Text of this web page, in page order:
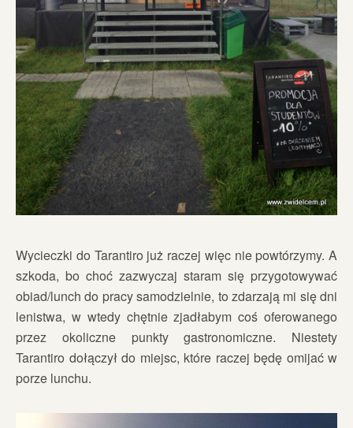
Wycieczki do Tarantiro już raczej więc nie powtórzymy. A
szkoda, bo choć zazwyczaj staram się przygotowywać
obiad/lunch do pracy samodzielnie, to zdarzają mi się dni
lenistwa, w wtedy chętnie zjadłabym coś oferowanego
przez okoliczne punkty gastronomiczne. Niestety
Tarantiro dołączył do miejsc, które raczej będę omijać w
porze lunchu.